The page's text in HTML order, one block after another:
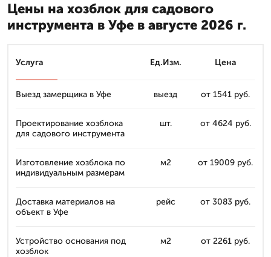
Цены на хозблок для садового
инструмента в Уфе в августе 2026 г.
Услуга Ед.Изм. Цена
Выезд замерщика в Уфе выезд от 1541 руб.
Проектирование хозблока
для садового инструмента
шт. от 4624 руб.
Изготовление хозблока по
индивидуальным размерам
м2 от 19009 руб.
Доставка материалов на
объект в Уфе
рейс от 3083 руб.
Устройство основания под
хозблок
м2 от 2261 руб.